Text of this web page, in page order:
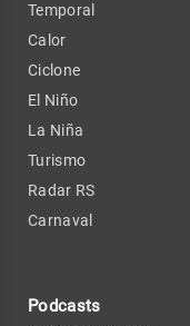
Temporal
Calor
Ciclone
El Niño
La Niña
Turismo
Radar RS
Carnaval
Podcasts